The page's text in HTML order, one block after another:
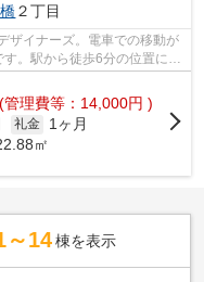
２丁目
ザイナーズ。電車での移動が
。駅から徒歩6分の位置にあ
(管理費等：14,000円 )
礼金
1ヶ月
㎡
～14 棟を表示